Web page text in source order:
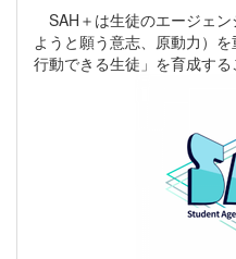
SAH＋は生徒のエージェ
ようと願う意志、原動力）を
行動できる生徒」を育成する